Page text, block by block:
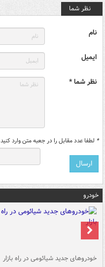
نظر شما
نام
ایمیل
نظر شما *
* لطفا عدد مقابل را در جعبه متن وارد کنید
خودرو
خودروهای جدید شیائومی در راه بازار